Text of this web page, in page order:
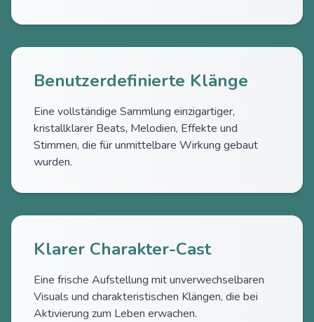
Benutzerdefinierte Klänge
Eine vollständige Sammlung einzigartiger,
kristallklarer Beats, Melodien, Effekte und
Stimmen, die für unmittelbare Wirkung gebaut
wurden.
Klarer Charakter-Cast
Eine frische Aufstellung mit unverwechselbaren
Visuals und charakteristischen Klängen, die bei
Aktivierung zum Leben erwachen.